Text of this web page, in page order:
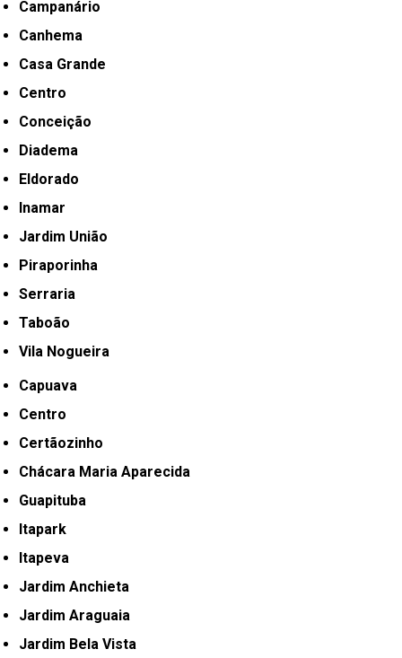
Campanário
Canhema
Casa Grande
Centro
Conceição
Diadema
Eldorado
Inamar
Jardim União
Piraporinha
Serraria
Taboão
Vila Nogueira
Capuava
Centro
Certãozinho
Chácara Maria Aparecida
Guapituba
Itapark
Itapeva
Jardim Anchieta
Jardim Araguaia
Jardim Bela Vista